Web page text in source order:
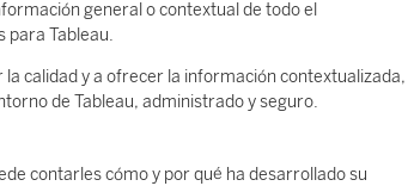
general o contextual de todo el
para Tableau.
calidad y a ofrecer la información contextualizada,
de Tableau, administrado y seguro.
contarles cómo y por qué ha desarrollado su